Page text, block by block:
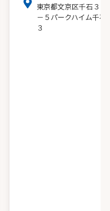
東京都文京区千石３－
－５パークハイム千石
３